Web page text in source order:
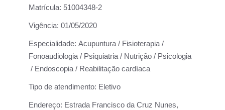
Matrícula: 51004348-2
Vigência: 01/05/2020
Especialidade: Acupuntura / Fisioterapia /
Fonoaudiologia / Psiquiatria / Nutrição / Psicologia
/ Endoscopia / Reabilitação cardíaca
Tipo de atendimento: Eletivo
Endereço: Estrada Francisco da Cruz Nunes,